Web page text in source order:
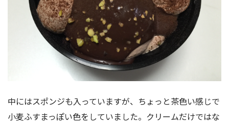
中にはスポンジも入っていますが、ちょっと茶色い感じで
小麦ふすまっぽい色をしていました。クリームだけではな